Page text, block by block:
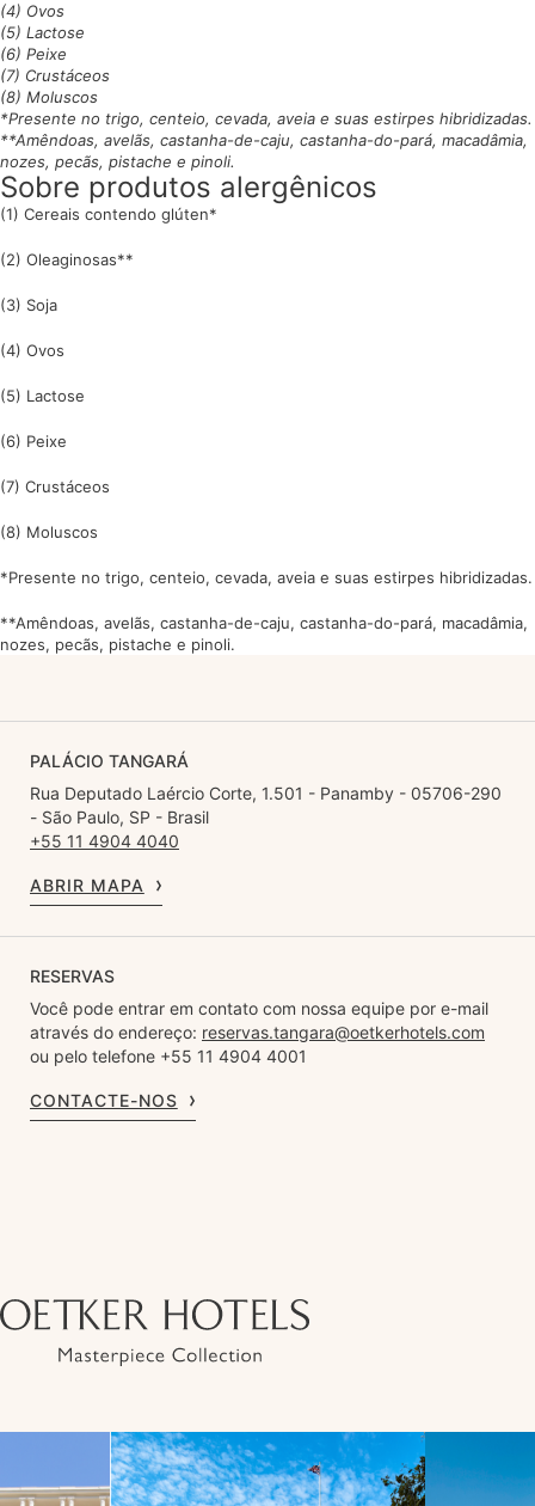
(4) Ovos
(5) Lactose
(6) Peixe
(7) Crustáceos
(8) Moluscos
*Presente no trigo, centeio, cevada, aveia e suas estirpes hibridizadas.
**Amêndoas, avelãs, castanha-de-caju, castanha-do-pará, macadâmia,
nozes, pecãs, pistache e pinoli.
Sobre produtos alergênicos
(1) Cereais contendo glúten*
(2) Oleaginosas**
(3) Soja
(4) Ovos
(5) Lactose
(6) Peixe
(7) Crustáceos
(8) Moluscos
*Presente no trigo, centeio, cevada, aveia e suas estirpes hibridizadas.
**Amêndoas, avelãs, castanha-de-caju, castanha-do-pará, macadâmia,
nozes, pecãs, pistache e pinoli.
PALÁCIO TANGARÁ
Rua Deputado Laércio Corte, 1.501 - Panamby - 05706-290
- São Paulo, SP - Brasil
+55 11 4904 4040
ABRIR MAPA
RESERVAS
Você pode entrar em contato com nossa equipe por e-mail
através do endereço: reservas.tangara@oetkerhotels.com
ou pelo telefone +55 11 4904 4001
CONTACTE-NOS